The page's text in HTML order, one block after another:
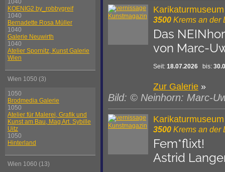
1040
KOENIG2 by_robbygreif
1040
Bernadette Rosa Müller
1040
Galerie Neuwirth
1040
Atelier Spornitz, Kunst Galerie
Wien
Wien 1050 (3)
1050
Brodmedia Galerie
1050
Atelier für Malerei, Grafik und
Kunst am Bau, Mag Art. Sybille
Uitz
1050
Hinterland
Wien 1060 (13)
3500 Krems an der
Das
von Marc-
Seit: 18.07.2026 bis:
Zur Galerie »
Bild: © Neinhorn: Marc-
3500 Krems an der
Fem*flixt!
Astrid